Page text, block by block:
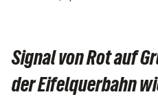
Signal von Rot auf
der Eifelquerbahn